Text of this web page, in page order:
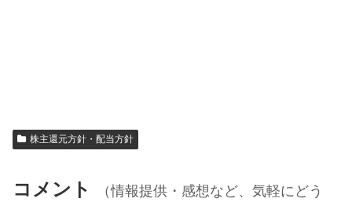
株主還元方針・配当方針
コメント
（情報提供・感想など、気軽にどう